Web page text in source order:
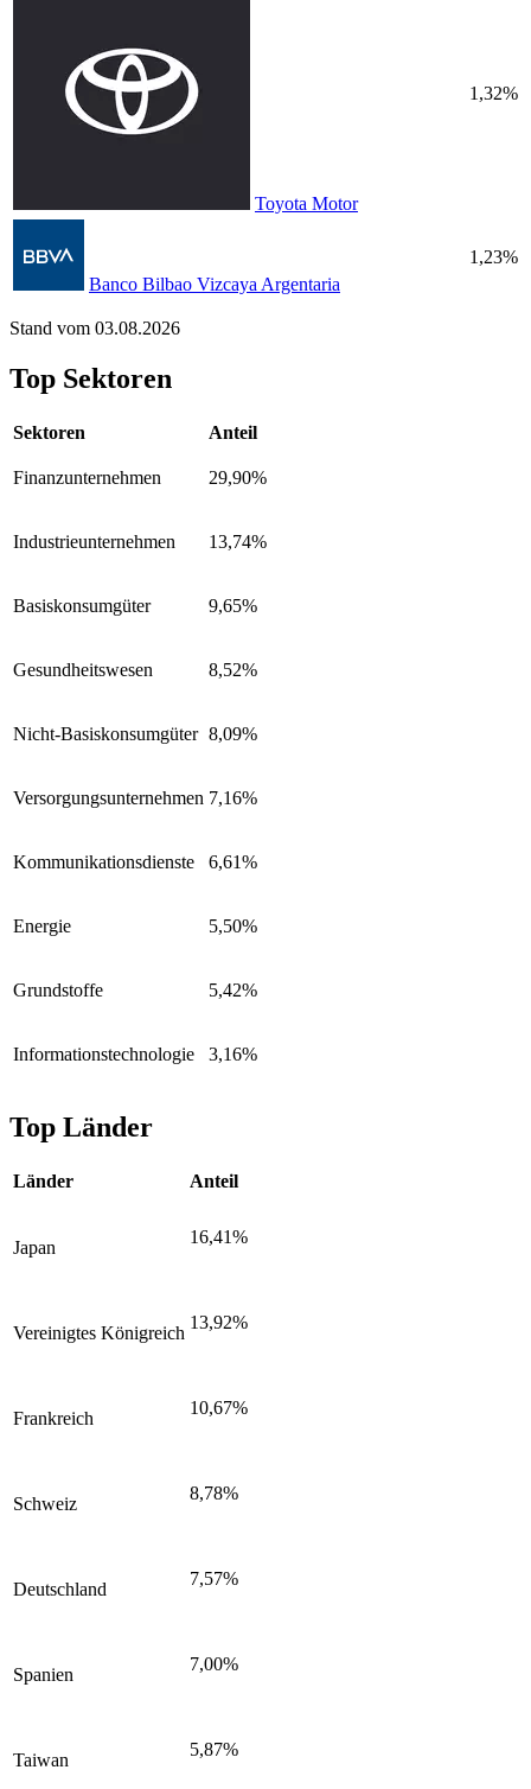
Toyota Motor
1,32%
Banco Bilbao Vizcaya Argentaria
1,23%
Stand vom 03.08.2026
Top Sektoren
Sektoren Anteil
Finanzunternehmen 29,90%
Industrieunternehmen 13,74%
Basiskonsumgüter 9,65%
Gesundheitswesen 8,52%
Nicht-Basiskonsumgüter 8,09%
Versorgungsunternehmen 7,16%
Kommunikationsdienste 6,61%
Energie 5,50%
Grundstoffe 5,42%
Informationstechnologie 3,16%
Top Länder
Länder Anteil
Japan
16,41%
Vereinigtes Königreich
13,92%
Frankreich
10,67%
Schweiz
8,78%
Deutschland
7,57%
Spanien
7,00%
Taiwan
5,87%